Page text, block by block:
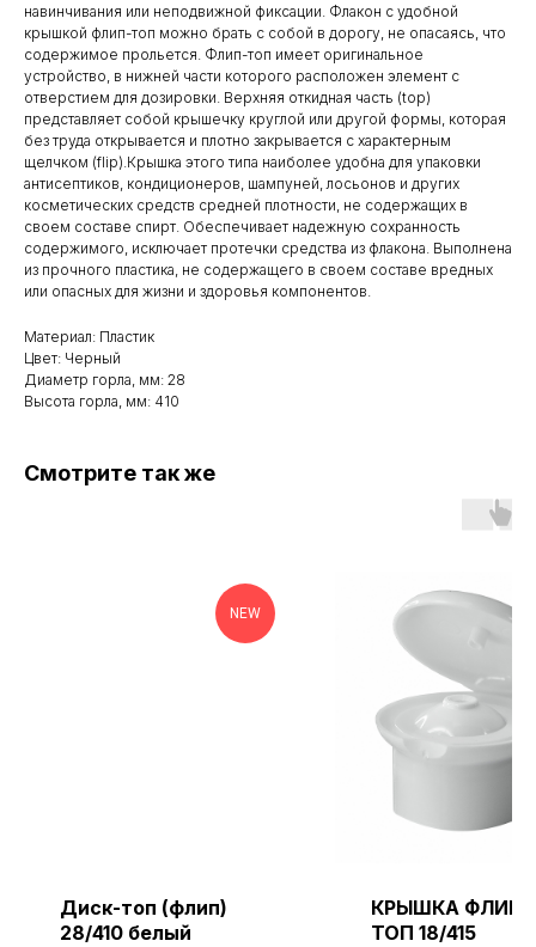
навинчивания или неподвижной фиксации. Флакон с удобной
крышкой флип-топ можно брать с собой в дорогу, не опасаясь, что
содержимое прольется. Флип-топ имеет оригинальное
устройство, в нижней части которого расположен элемент с
отверстием для дозировки. Верхняя откидная часть (top)
представляет собой крышечку круглой или другой формы, которая
без труда открывается и плотно закрывается с характерным
щелчком (flip).Крышка этого типа наиболее удобна для упаковки
антисептиков, кондиционеров, шампуней, лосьонов и других
косметических средств средней плотности, не содержащих в
своем составе спирт. Обеспечивает надежную сохранность
содержимого, исключает протечки средства из флакона. Выполнена
из прочного пластика, не содержащего в своем составе вредных
или опасных для жизни и здоровья компонентов.
Материал: Пластик
Цвет: Черный
Диаметр горла, мм: 28
Высота горла, мм: 410
Смотрите так же
NEW
Диск-топ (флип)
28/410 белый
КРЫШКА ФЛИП-
ТОП 18/415